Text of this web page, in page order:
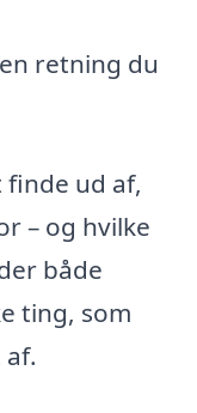
retning du
finde ud af,
– og hvilke
både
ting, som